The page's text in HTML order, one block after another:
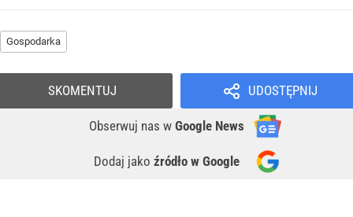
Gospodarka
UDOSTĘPNIJ
Obserwuj nas w Google News
Dodaj jako źródło w Google
SKOMENTUJ